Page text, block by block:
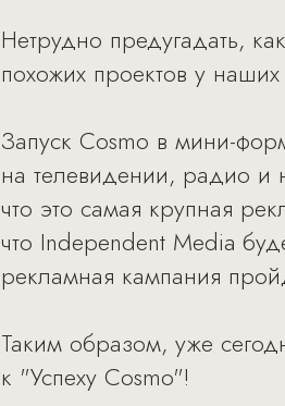
Нетрудно предугадать,
похожих проектов у
Запуск Cosmo в мини-
на телевидении, радио и
что это самая крупная
что Independent Media
рекламная кампания
Таким образом, уже
к "Успеху Cosmo"!